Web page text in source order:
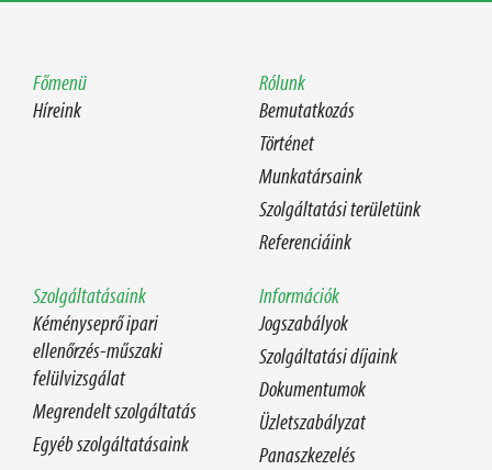
Főmenü
Híreink
Rólunk
Bemutatkozás
Történet
Munkatársaink
Szolgáltatási területünk
Referenciáink
Szolgáltatásaink
Kéményseprő ipari
ellenőrzés-műszaki
felülvizsgálat
Megrendelt szolgáltatás
Egyéb szolgáltatásaink
Információk
Jogszabályok
Szolgáltatási díjaink
Dokumentumok
Üzletszabályzat
Panaszkezelés